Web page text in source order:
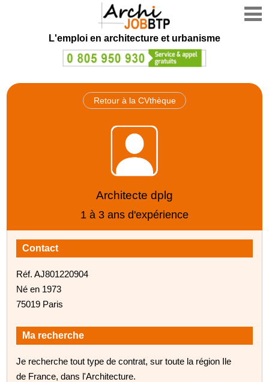
L'emploi en architecture et urbanisme
Retour à la CVthèque
Architecte dplg
1 à 3 ans d'expérience
Contact
Réf. AJ801220904
Né en 1973
75019 Paris
Ma recherche
Je recherche tout type de contrat, sur toute la région Ile
de France, dans l'Architecture.